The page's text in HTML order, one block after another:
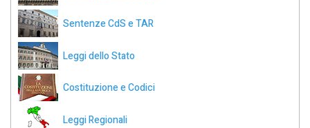
Sentenze CdS e TAR
Leggi dello Stato
Costituzione e Codici
Leggi Regionali